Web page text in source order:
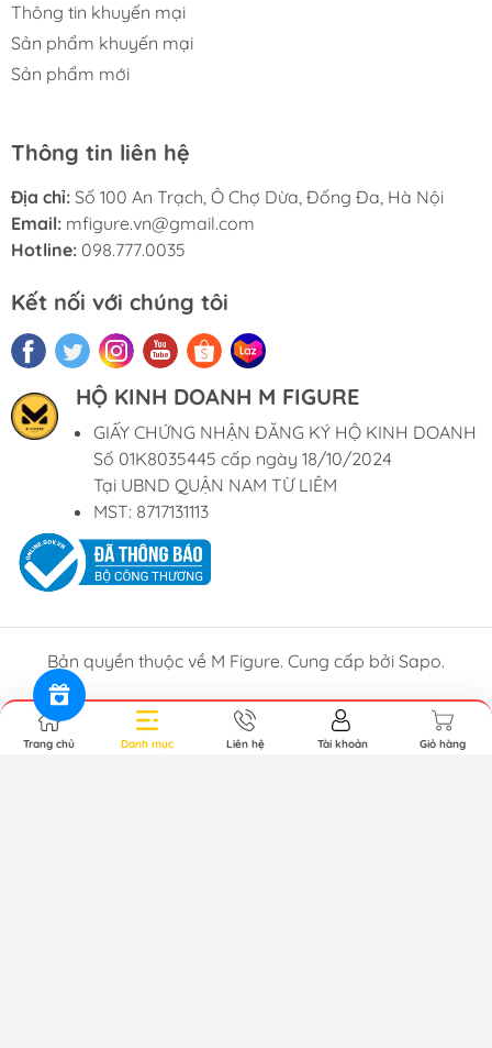
Thông tin khuyến mại
Sản phẩm khuyến mại
Sản phẩm mới
Thông tin liên hệ
Địa chỉ: Số 100 An Trạch, Ô Chợ Dừa, Đống Đa, Hà Nội
Email: mfigure.vn@gmail.com
Hotline: 098.777.0035
Kết nối với chúng tôi
HỘ KINH DOANH M FIGURE
GIẤY CHỨNG NHẬN ĐĂNG KÝ HỘ KINH DOANH
Số 01K8035445 cấp ngày 18/10/2024
Tại UBND QUẬN NAM TỪ LIÊM
MST: 8717131113
Bản quyền thuộc về M Figure. Cung cấp bởi Sapo.
Trang chủ Danh mục Liên hệ Tài khoản Giỏ hàng